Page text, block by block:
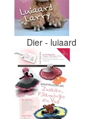
Dier - luiaard